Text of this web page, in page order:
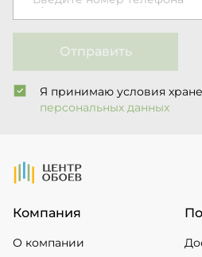
Отправить
Я принимаю условия
персональных данных
На Главную
Компания
О компании